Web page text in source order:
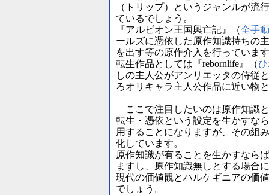
（トリップ）というジャンルが流
ているでしょう。
『アルビオン王国興亡記』（全手
ールズに憑依した原作知識持ちの
を出す等の原作介入を行っていま
転生作品としては『rebornlife』（
しの主人公がアンリエッタの侍従
ろオリキャラ主人公作品に近い物
ここで注目したいのは原作知識
転生・憑依という設定を生かすな
用することになりますが、その組
化しています。
原作知識が有ることを生かすなら
ますし、原作知識無しとする場合
現代の価値観とハルケギニアの価
でしょう。